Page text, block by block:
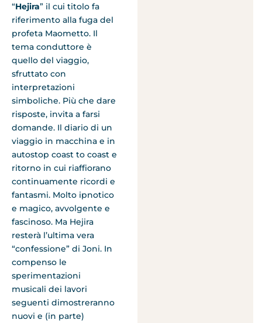
“Hejira” il cui titolo fa
riferimento alla fuga del
profeta Maometto. Il
tema conduttore è
quello del viaggio,
sfruttato con
interpretazioni
simboliche. Più che dare
risposte, invita a farsi
domande. Il diario di un
viaggio in macchina e in
autostop coast to coast e
ritorno in cui riaffiorano
continuamente ricordi e
fantasmi. Molto ipnotico
e magico, avvolgente e
fascinoso. Ma Hejira
resterà l’ultima vera
“confessione” di Joni. In
compenso le
sperimentazioni
musicali dei lavori
seguenti dimostreranno
nuovi e (in parte)